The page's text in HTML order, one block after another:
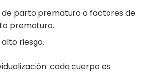
parto prematuro o factores de
prematuro.
riesgo.
cada cuerpo es